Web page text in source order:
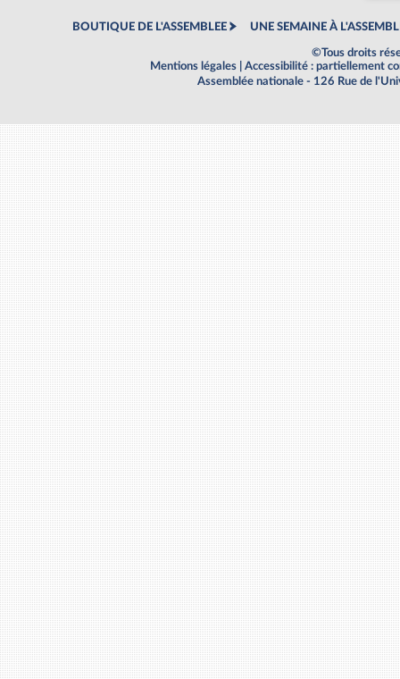
BOUTIQUE DE L'ASSEMBLEE UNE SEMAINE À
©Tous droits
Mentions légales
Accessibilité : partiellement
Assemblée nationale - 126 Rue de